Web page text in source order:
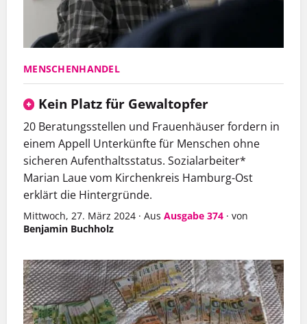
MENSCHENHANDEL
Kein Platz für Gewaltopfer
20 Beratungsstellen und Frauenhäuser fordern in
einem Appell Unterkünfte für Menschen ohne
sicheren Aufenthaltsstatus. Sozialarbeiter*
Marian Laue vom Kirchenkreis Hamburg-Ost
erklärt die Hintergründe.
Mittwoch, 27. März 2024 · Aus Ausgabe 374 · von
Benjamin Buchholz